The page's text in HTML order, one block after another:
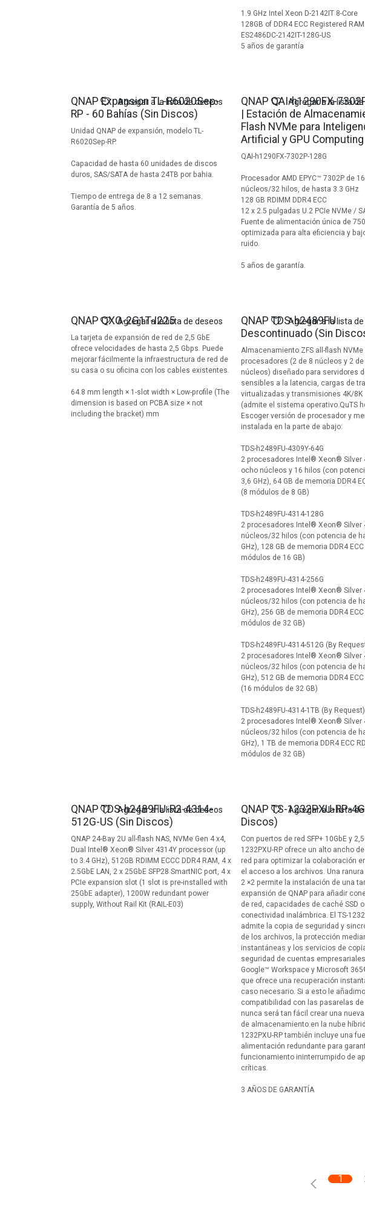
1.9 GHz Intel Xeon D-2142IT 8-Core
128GB of DDR4 ECC Registered RAM
ES2486DC-2142IT-128G-US
5 años de garantía
QNAP Expansion TL-R6020Sep-
RP - 60 Bahías (Sin Discos)
Unidad QNAP de expansión, modelo TL-
R6020Sep-RP.
Capacidad de hasta 60 unidades de discos
duros, SAS/SATA de hasta 24TB por bahia.
Tiempo de entrega de 8 a 12 semanas.
Garantía de 5 años.
Agregar a la lista de deseos
QNAP QAI-h1290FX-
| Estación de
Flash NVMe para
Artificial y GPU Computing
QAI-h1290FX-7302P-128G
Procesador AMD EPYC™ 7302P de 16
núcleos/32 hilos, de hasta 3.3 GHz
128 GB RDIMM DDR4 ECC
12 x 2.5 pulgadas U.2 PCIe NVMe /
Fuente de alimentación única de
optimizada para alta eficiencia y
ruido.
5 años de garantía.
Agregar a la lista
QNAP QXG-2G1T-I225
La tarjeta de expansión de red de 2,5 GbE
ofrece velocidades de hasta 2,5 Gbps. Puede
mejorar fácilmente la infraestructura de red de
su casa o su oficina con los cables existentes.
64.8 mm length × 1-slot width × Low-profile (The
dimension is based on PCBA size × not
including the bracket) mm
Agregar a la lista de deseos Agotado
QNAP TDS-h2489FU
Descontinuado (Sin
Almacenamiento ZFS all-flash
procesadores (2 de 8 núcleos y 2 de
núcleos) diseñado para servidores
sensibles a la latencia, cargas de
virtualizadas y transmisiones 4K/8K
(admite el sistema operativo QuTS
Escoger versión de procesador y
instalada en la parte de abajo:
TDS-h2489FU-4309Y-64G
2 procesadores Intel® Xeon® Silver
ocho núcleos y 16 hilos (con
3,6 GHz), 64 GB de memoria DDR4
(8 módulos de 8 GB)
TDS-h2489FU-4314-128G
2 procesadores Intel® Xeon® Silver
núcleos/32 hilos (con potencia de
GHz), 128 GB de memoria DDR4 ECC
módulos de 16 GB)
TDS-h2489FU-4314-256G
2 procesadores Intel® Xeon® Silver
núcleos/32 hilos (con potencia de
GHz), 256 GB de memoria DDR4 ECC
módulos de 32 GB)
TDS-h2489FU-4314-512G (By
2 procesadores Intel® Xeon® Silver
núcleos/32 hilos (con potencia de
GHz), 512 GB de memoria DDR4 ECC
(16 módulos de 32 GB)
TDS-h2489FU-4314-1TB (By Request)
2 procesadores Intel® Xeon® Silver
núcleos/32 hilos (con potencia de
GHz), 1 TB de memoria DDR4 ECC
módulos de 32 GB)
Agregar a la lista
QNAP TDS-h2489FU-R2-4314-
512G-US (Sin Discos)
QNAP 24-Bay 2U all-flash NAS, NVMe Gen 4 x4,
Dual Intel® Xeon® Silver 4314Y processor (up
to 3.4 GHz), 512GB RDIMM ECCC DDR4 RAM, 4 x
2.5GbE LAN, 2 x 25GbE SFP28 SmartNIC port, 4 x
PCIe expansion slot (1 slot is pre-installed with
25GbE adapter), 1200W redundant power
supply, Without Rail Kit (RAIL-E03)
Agregar a la lista de deseos
QNAP TS-1232PXU-RP-
Discos)
Con puertos de red SFP+ 10GbE y
1232PXU-RP ofrece un alto ancho
red para optimizar la colaboración
el acceso a los archivos. Una ranura
2 ×2 permite la instalación de una
expansión de QNAP para añadir
de red, capacidades de caché SSD o
conectividad inalámbrica. El TS-
admite la copia de seguridad y
de los archivos, la protección
instantáneas y los servicios de
seguridad de cuentas
Google™ Workspace y Microsoft
que ofrece una recuperación
caso necesario. Si a esto le
compatibilidad con las pasarelas de
nunca será tan fácil crear una
de almacenamiento en la nube
1232PXU-RP también incluye una
alimentación redundante para
funcionamiento ininterrumpido de
críticas.
3 AÑOS DE GARANTÍA
Agregar a la lista
1